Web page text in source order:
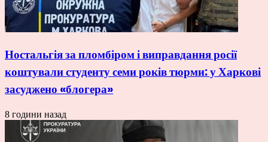
Ностальгія за пломбіром і виправдання росії
коштували студенту семи років тюрми: у Харкові
засуджено «блогера»
8 години назад